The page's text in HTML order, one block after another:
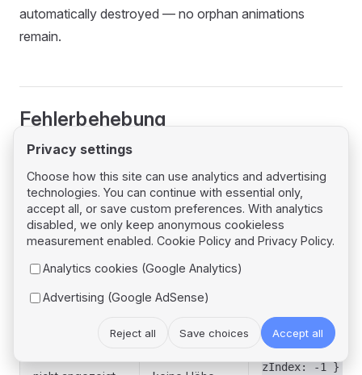
automatically destroyed — no orphan animations
remain.
Fehlerbehebung
Leere weiße
SSR rendert
eine Canvas-
Modul
Verwenden Sie
dynamic(...,
false }) oder
Setzen Sie
fullScreen: {
zIndex: -1 }
Privacy settings
Choose how this site can use analytics and advertising
technologies. You can continue with essential only,
accept all, or save custom preferences. With analytics
disabled, we only keep anonymous cookieless
measurement enabled. Cookie Policy and Privacy Policy.
Analytics cookies (Google Analytics)
Advertising (Google AdSense)
Reject all Save choices Accept all